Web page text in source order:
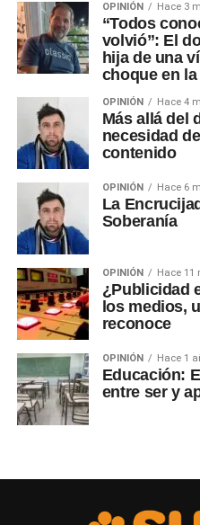
OPINIÓN Hace 3
“Todos
volvió”: El
hija de una
choque en la
OPINIÓN Hace 4
Más allá del
necesidad
contenido
OPINIÓN Hace 6
La
Soberanía
OPINIÓN Hace 11
¿Publicidad
los medios,
reconoce
OPINIÓN Hace 1
Educación:
entre ser y